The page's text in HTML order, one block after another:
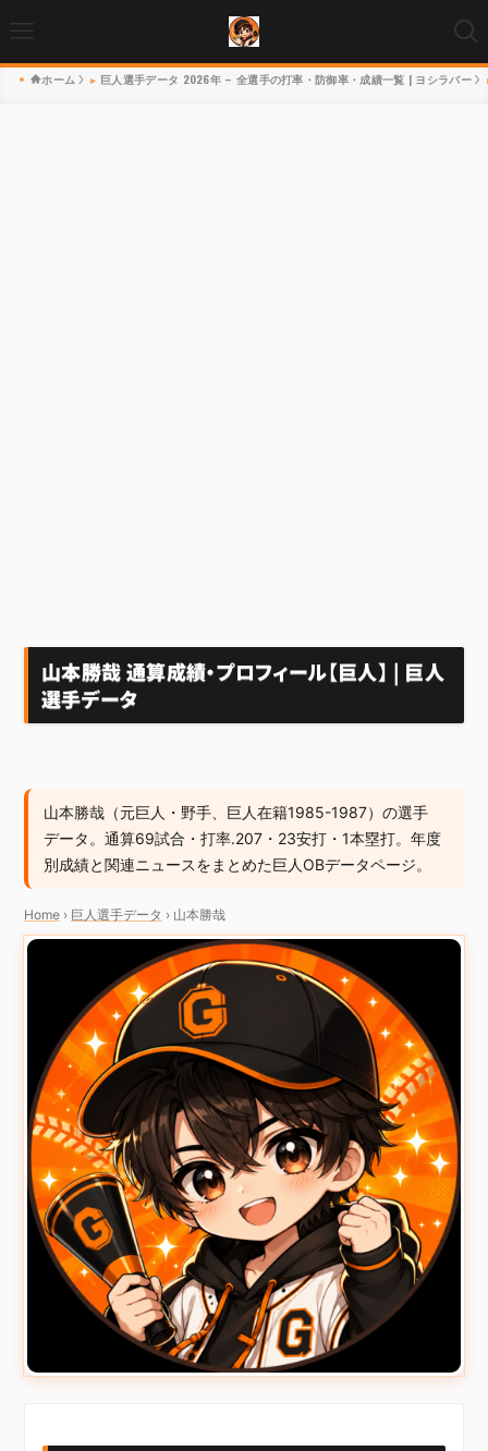
ホーム 巨人選手データ 2026年 – 全選手の打率・防御率・成績一覧 | ヨシラバー
山本勝哉 通算成績・プロフィール【巨人】 | 巨人
選手データ
山本勝哉（元巨人・野手、巨人在籍1985-1987）の選手
データ。通算69試合・打率.207・23安打・1本塁打。年度
別成績と関連ニュースをまとめた巨人OBデータページ。
Home › 巨人選手データ › 山本勝哉